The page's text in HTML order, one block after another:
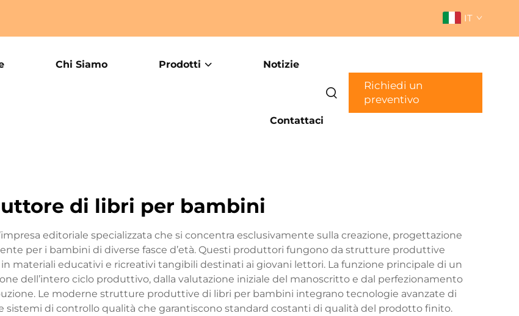
IT
Chi Siamo Prodotti Notizie
Contattaci
Richiedi un
preventivo
di libri per bambini
editoriale specializzata che si concentra esclusivamente sulla creazione, progettazione
per i bambini di diverse fasce d’età. Questi produttori fungono da strutture produttive
materiali educativi e ricreativi tangibili destinati ai giovani lettori. La funzione principale di un
dell’intero ciclo produttivo, dalla valutazione iniziale del manoscritto e dal perfezionamento
Le moderne strutture produttive di libri per bambini integrano tecnologie avanzate di
sistemi di controllo qualità che garantiscono standard costanti di qualità del prodotto finito.